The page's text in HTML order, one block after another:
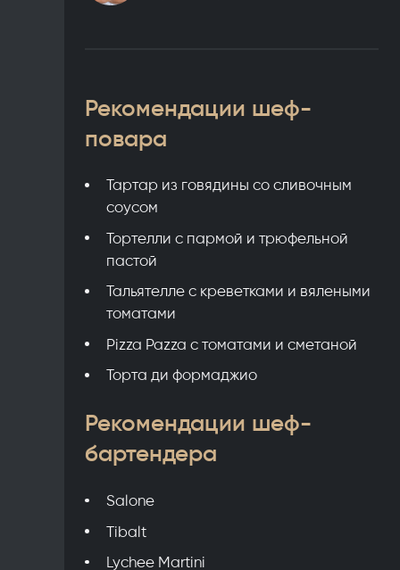
Рекомендации шеф-
повара
Тартар из говядины со сливочным
соусом
Тортелли с пармой и трюфельной
пастой
Тальятелле с креветками и вялеными
томатами
Pizza Pazza с томатами и сметаной
Торта ди формаджио
Рекомендации шеф-
бартендера
Salone
Tibalt
Lychee Martini